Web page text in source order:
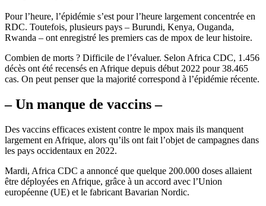
Pour l’heure, l’épidémie s’est pour l’heure largement concentrée en
RDC. Toutefois, plusieurs pays – Burundi, Kenya, Ouganda,
Rwanda – ont enregistré les premiers cas de mpox de leur histoire.
Combien de morts ? Difficile de l’évaluer. Selon Africa CDC, 1.456
décès ont été recensés en Afrique depuis début 2022 pour 38.465
cas. On peut penser que la majorité correspond à l’épidémie récente.
– Un manque de vaccins –
Des vaccins efficaces existent contre le mpox mais ils manquent
largement en Afrique, alors qu’ils ont fait l’objet de campagnes dans
les pays occidentaux en 2022.
Mardi, Africa CDC a annoncé que quelque 200.000 doses allaient
être déployées en Afrique, grâce à un accord avec l’Union
européenne (UE) et le fabricant Bavarian Nordic.